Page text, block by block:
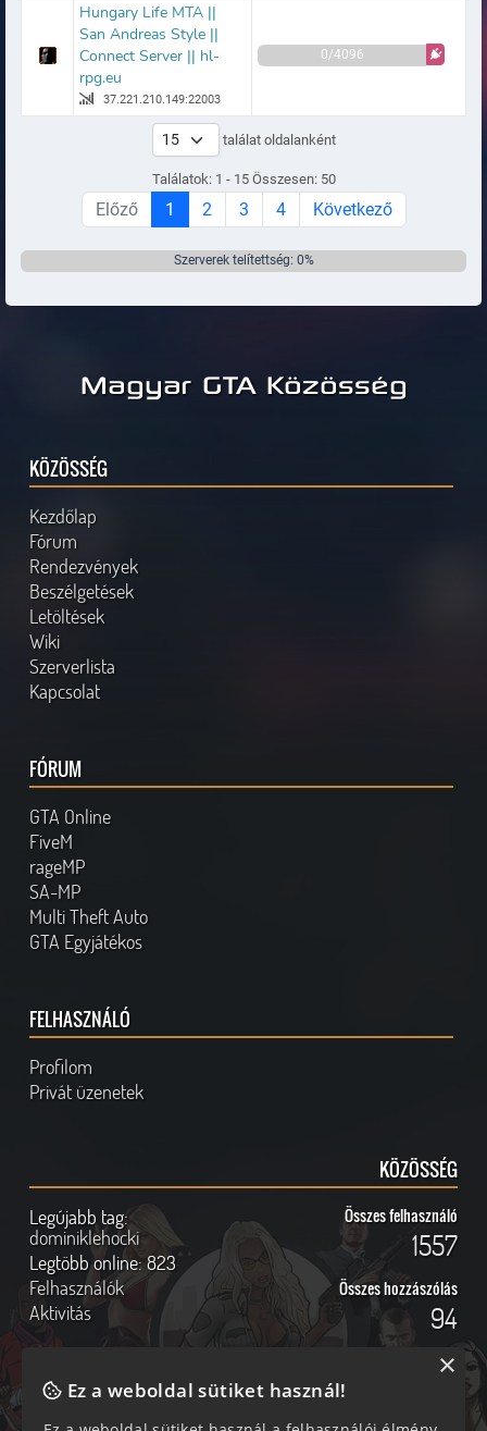
Hungary Life MTA ||
San Andreas Style ||
Connect Server || hl-
rpg.eu
37.221.210.149:22003
0/4096
találat oldalanként
Találatok: 1 - 15 Összesen: 50
Előző 1 2 3 4 Következő
Szerverek telítettség: 0%
Magyar GTA Közösség
KÖZÖSSÉG
Kezdőlap
Fórum
Rendezvények
Beszélgetések
Letöltések
Wiki
Szerverlista
Kapcsolat
FÓRUM
GTA Online
FiveM
rageMP
SA-MP
Multi Theft Auto
GTA Egyjátékos
FELHASZNÁLÓ
Profilom
Privát üzenetek
KÖZÖSSÉG
Legújabb tag:
dominiklehocki
Legtöbb online:823
Felhasználók
Aktivitás
Összes felhasználó
1557
Összes hozzászólás
94
Ez a weboldal sütiket használ!
×